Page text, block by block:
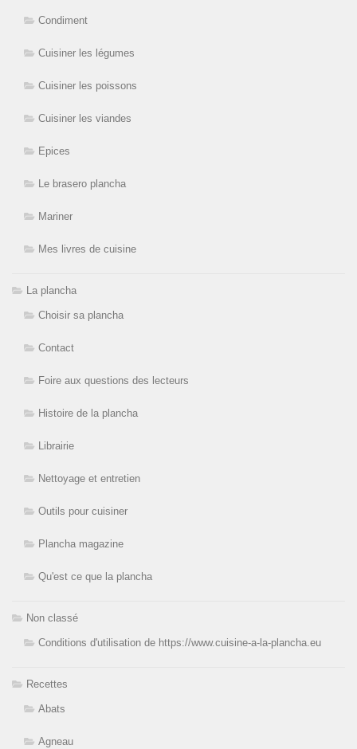
Condiment
Cuisiner les légumes
Cuisiner les poissons
Cuisiner les viandes
Epices
Le brasero plancha
Mariner
Mes livres de cuisine
La plancha
Choisir sa plancha
Contact
Foire aux questions des lecteurs
Histoire de la plancha
Librairie
Nettoyage et entretien
Outils pour cuisiner
Plancha magazine
Qu'est ce que la plancha
Non classé
Conditions d'utilisation de https://www.cuisine-a-la-plancha.eu
Recettes
Abats
Agneau